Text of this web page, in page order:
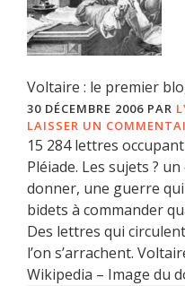
Voltaire : le premier
30 DÉCEMBRE 2006 PAR
LAISSER UN
15 284 lettres
Pléiade. Les sujets ?
donner, une guerre
bidets à commander
Des lettres qui
l’on s’arrachent.
Wikipedia – Image du